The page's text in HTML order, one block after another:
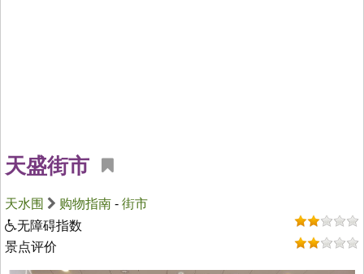
天盛街市
天水围 购物指南 - 街市
无障碍指数
景点评价